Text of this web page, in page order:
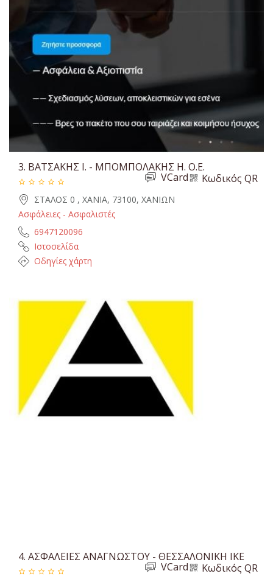
3. ΒΑΤΣΑΚΗΣ Ι. - ΜΠΟΜΠΟΛΑΚΗΣ Η. Ο.Ε.
Κωδικός QR
VCard
ΣΤΑΛΟΣ 0 , ΧΑΝΙΑ, 73100, ΧΑΝΙΩΝ
Ασφάλειες - Ασφαλιστές
6947120096
Ιστοσελίδα
Οδηγίες χάρτη
4. ΑΣΦΑΛΕΙΕΣ ΑΝΑΓΝΩΣΤΟΥ - ΘΕΣΣΑΛΟΝΙΚΗ ΙΚΕ
Κωδικός QR
VCard